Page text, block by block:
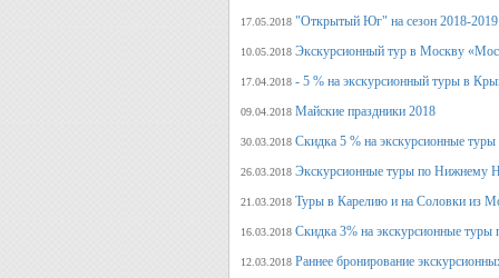
17.05.2018 "Открытый Юг" на сезон 2018-2019
10.05.2018 Экскурсионный тур в Москву
17.04.2018 - 5 % на экскурсионный туры в
09.04.2018 Майские праздники 2018
30.03.2018 Скидка 5 % на экскурсионные
26.03.2018 Экскурсионные туры по Нижнему
21.03.2018 Туры в Карелию и на Соловки из
16.03.2018 Скидка 3% на экскурсионные
12.03.2018 Раннее бронирование